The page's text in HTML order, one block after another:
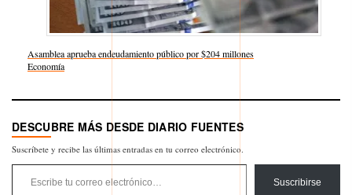
Asamblea aprueba endeudamiento público por $204 millones
Respecto a
Economía
DESCUBRE MÁS DESDE DIARIO FUENTES
Suscríbete y recibe las últimas entradas en tu correo electrónico.
Escribe tu correo electrónico…
Suscribirse